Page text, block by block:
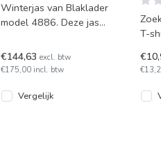
Winterjas van Blaklader
model 4886. Deze jas
voering. Leverbaar in 5
kleuren.
€144,63 excl. btw
€175,00 incl. btw
Vergelijk
T-
van